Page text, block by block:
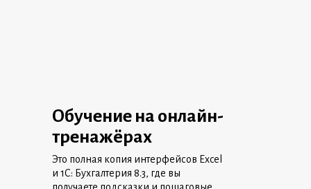
Обучение на онлайн-
тренажёрах
Это полная копия интерфейсов Excel
и 1С: Бухгалтерия 8.3, где вы